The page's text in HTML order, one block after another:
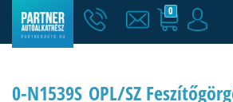
0
0-N1539S_OPL/SZ